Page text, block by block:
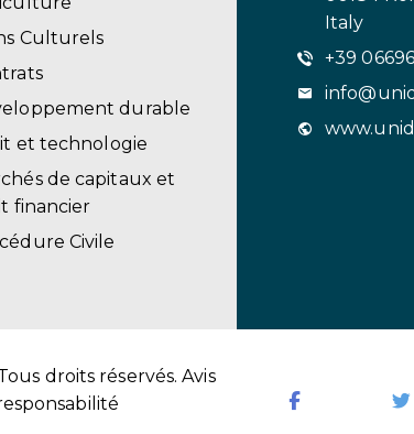
Culturels
durable
et technologie
de capitaux et
financier
Civile
Italy
+39
droits réservés.Avis